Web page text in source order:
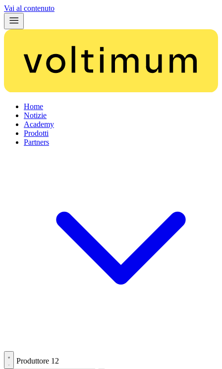
Vai al contenuto
Home
Notizie
Academy
Prodotti
Partners
Produttore 12